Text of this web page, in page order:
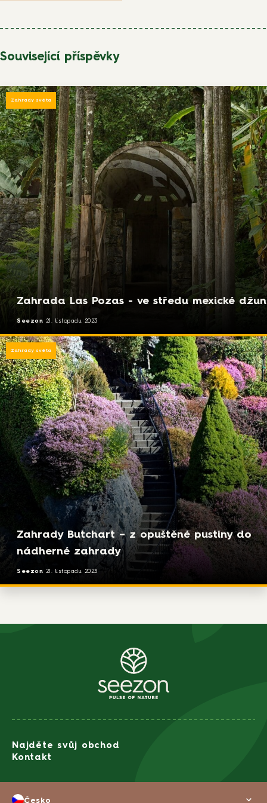
Související příspěvky
Zahrada Las Pozas - ve středu mexické
Seezon 21. listopadu 2023
Zahrady světa
Zahrady Butchart – z opuštěné pustiny do
nádherné zahrady
Seezon 21. listopadu 2023
Zahrady světa
Najděte svůj obchod
Kontakt
Česko